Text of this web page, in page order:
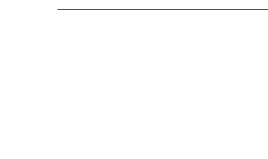
FAQ mogą być dodane do